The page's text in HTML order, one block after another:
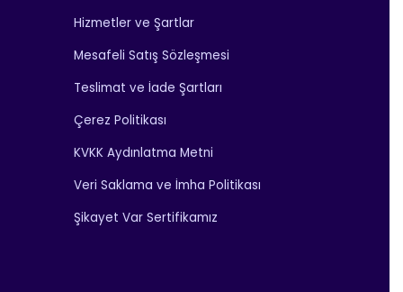
Hizmetler ve Şartlar
Mesafeli Satış Sözleşmesi
Teslimat ve İade Şartları
Çerez Politikası
KVKK Aydınlatma Metni
Veri Saklama ve İmha Politikası
Şikayet Var Sertifikamız